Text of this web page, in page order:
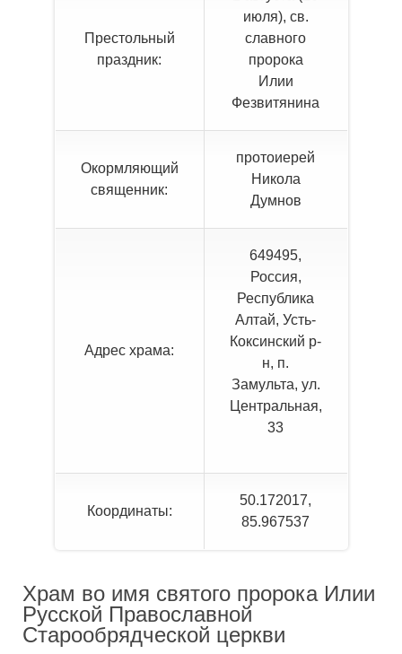
Престольный
праздник:
июля), св.
славного
пророка
Илии
Фезвитянина
Окормляющий
священник:
протоиерей
Никола
Думнов
Адрес храма:
649495,
Россия,
Республика
Алтай, Усть-
Коксинский р-
н, п.
Замульта, ул.
Центральная,
33
Координаты:
50.172017,
85.967537
Храм во имя святого пророка Илии
Русской Православной
Старообрядческой церкви